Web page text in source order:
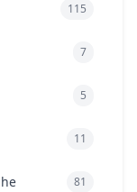
115
7
5
11
81